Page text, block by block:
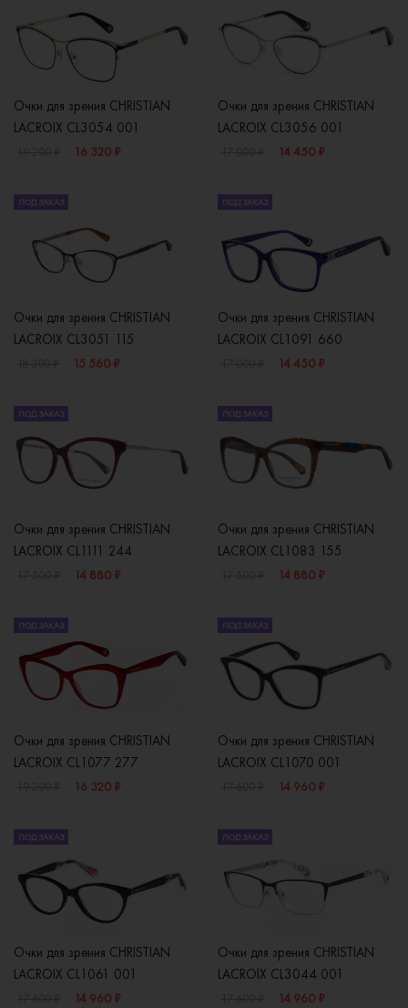
Очки для зрения CHRISTIAN
LACROIX CL3054 001
16 320 ₽
Очки для зрения CHRISTIAN
LACROIX CL3056 001
14 450 ₽
ПОД ЗАКАЗ
Очки для зрения CHRISTIAN
LACROIX CL3051 115
15 560 ₽
ПОД ЗАКАЗ
Очки для зрения CHRISTIAN
LACROIX CL1091 660
14 450 ₽
ПОД ЗАКАЗ
Очки для зрения CHRISTIAN
LACROIX CL1111 244
14 880 ₽
ПОД ЗАКАЗ
Очки для зрения CHRISTIAN
LACROIX CL1083 155
14 880 ₽
ПОД ЗАКАЗ
Очки для зрения CHRISTIAN
LACROIX CL1077 277
16 320 ₽
ПОД ЗАКАЗ
Очки для зрения CHRISTIAN
LACROIX CL1070 001
14 960 ₽
ПОД ЗАКАЗ
Очки для зрения CHRISTIAN
LACROIX CL1061 001
14 960 ₽
ПОД ЗАКАЗ
Очки для зрения CHRISTIAN
LACROIX CL3044 001
14 960 ₽